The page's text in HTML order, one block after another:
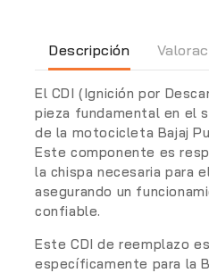
Descripción
El CDI (Ignición por
pieza fundamental en el
de la motocicleta Bajaj
Este componente es
la chispa necesaria para
asegurando un
confiable.
Este CDI de reemplazo
específicamente para la